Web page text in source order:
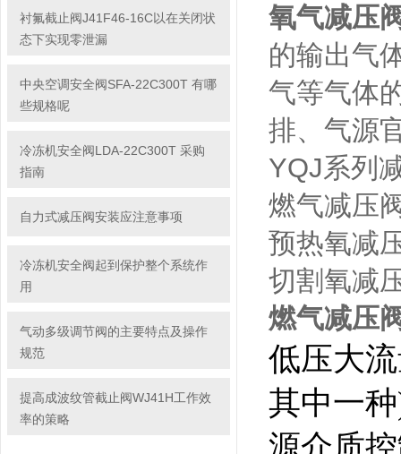
衬氟截止阀J41F46-16C以在关闭状
态下实现零泄漏
中央空调安全阀SFA-22C300T 有哪
些规格呢
冷冻机安全阀LDA-22C300T 采购
指南
自力式减压阀安装应注意事项
冷冻机安全阀起到保护整个系统作
用
气动多级调节阀的主要特点及操作
规范
提高成波纹管截止阀WJ41H工作效
率的策略
氧气减压
的输出气
气等气体
排、气源
YQJ系列
燃气减压
预热
切割氧减
燃气减压
低压大
其中一
源介质